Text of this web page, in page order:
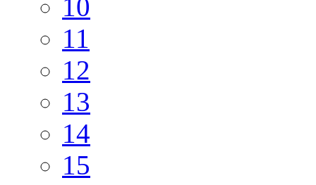
10
11
12
13
14
15